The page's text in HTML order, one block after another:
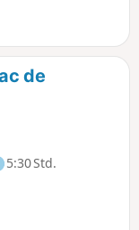
de
5:30 Std.